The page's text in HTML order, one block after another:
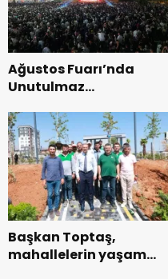
Ağustos Fuarı’nda
Unutulmaz
Başkan Toptaş,
mahallelerin yaşam